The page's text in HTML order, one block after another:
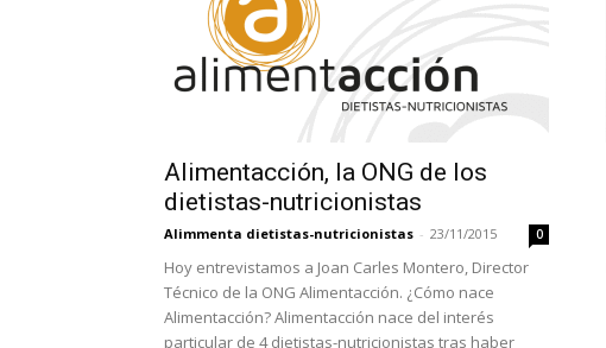
Alimentacción, la ONG de los
dietistas-nutricionistas
Alimmenta dietistas-nutricionistas - 23/11/2015 0
Hoy entrevistamos a Joan Carles Montero, Director
Técnico de la ONG Alimentacción. ¿Cómo nace
Alimentacción? Alimentacción nace del interés
particular de 4 dietistas-nutricionistas tras haber